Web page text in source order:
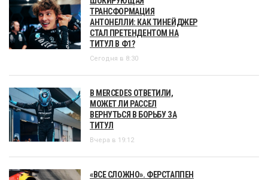
ТРАНСФОРМАЦИЯ
АНТОНЕЛЛИ: КАК ТИНЕЙДЖЕР
СТАЛ ПРЕТЕНДЕНТОМ НА
ТИТУЛ В Ф1?
Сегодня в 8:30
В MERCEDES ОТВЕТИЛИ,
МОЖЕТ ЛИ РАССЕЛ
ВЕРНУТЬСЯ В БОРЬБУ ЗА
ТИТУЛ
Вчера в 19:12
«ВСЕ СЛОЖНО». ФЕРСТАППЕН